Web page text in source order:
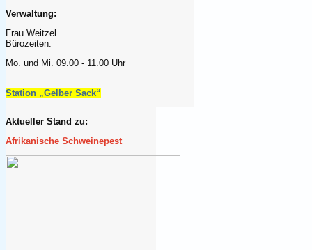
Verwaltung:
Frau Weitzel
Bürozeiten:
Mo. und Mi. 09.00 - 11.00 Uhr
Station „Gelber Sack“
Aktueller Stand zu:
Afrikanische Schweinepest